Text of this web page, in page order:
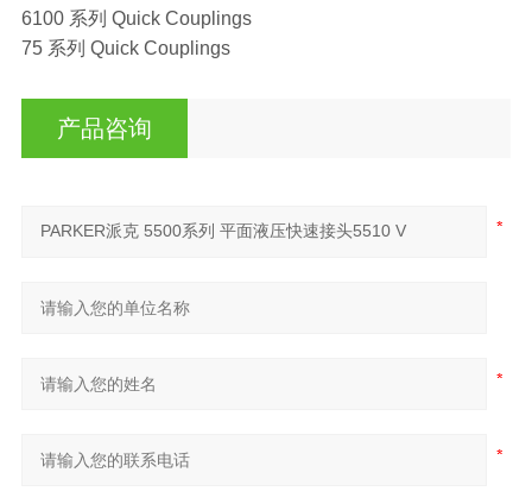
6100 系列 Quick Couplings
75 系列 Quick Couplings
产品咨询